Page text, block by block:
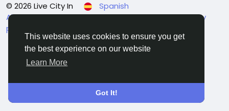
This website uses cookies to ensure you get
the best experience on our website
Learn More
Got It!
© 2026 Live City In
Spanish
About Términos Privacidad Shipping and delivery
policy
Directorio